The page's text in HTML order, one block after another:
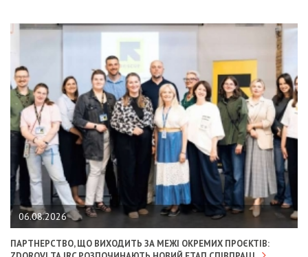
06.08.2026
ПАРТНЕРСТВО, ЩО ВИХОДИТЬ ЗА МЕЖІ ОКРЕМИХ ПРОЄКТІВ: